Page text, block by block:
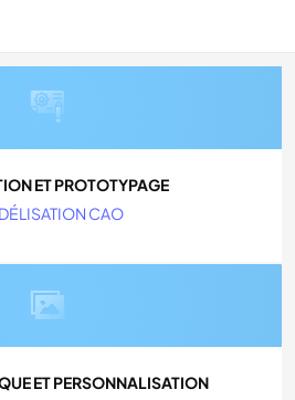
ET PROTOTYPAGE
CAO
ET PERSONNALISATION